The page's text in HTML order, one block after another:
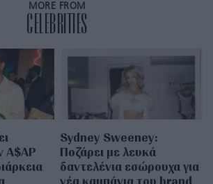
MORE FROM
CELEBRITIES
A$AP
Sydney Sweeney:
Ποζάρει με λευκά
δαντελένια εσώρουχα για